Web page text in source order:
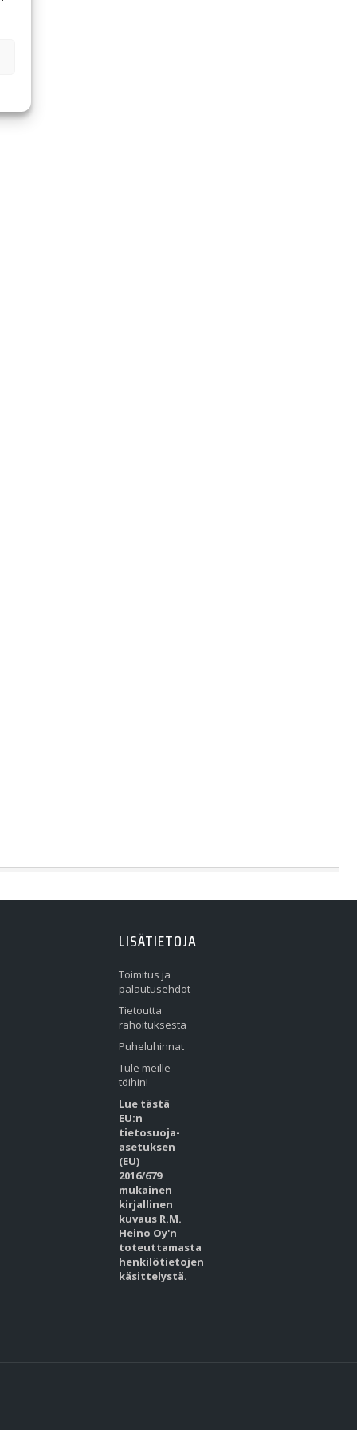
LISÄTIETOJA
Toimitus ja
palautusehdot
Tietoutta
rahoituksesta
Puheluhinnat
Tule meille
töihin!
Lue tästä
EU:n
tietosuoja-
asetuksen
(EU)
2016/679
mukainen
kirjallinen
kuvaus R.M.
Heino Oy'n
toteuttamasta
henkilötietojen
käsittelystä.